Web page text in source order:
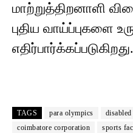
மாற்றுத்திறனாளி
புதிய வாய்ப்புகளை
எதிர்பார்க்கப்படுகிறது.
TAGS para olympics
coimbatore corporation
sports